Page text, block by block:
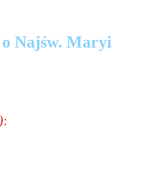
Najśw. Maryi
: